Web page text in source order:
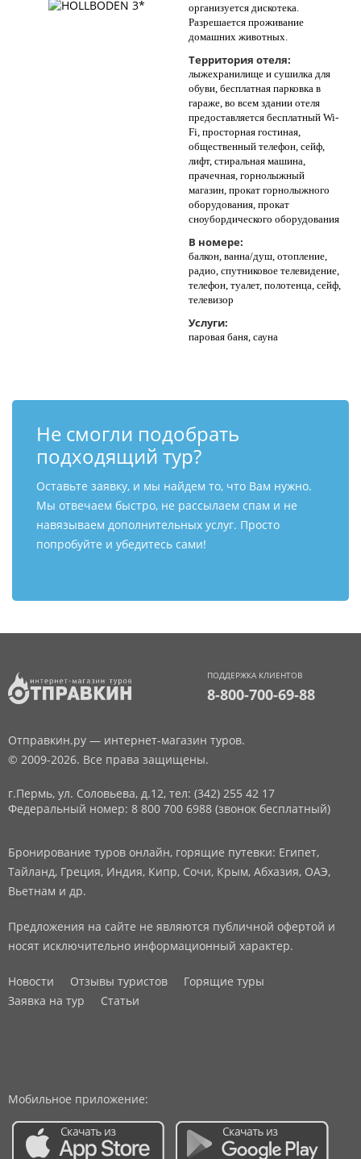
организуется дискотека.
Разрешается проживание
домашних животных.
Территория отеля:
лыжехранилище и сушилка для
обуви, бесплатная парковка в
гараже, во всем здании отеля
предоставляется бесплатный Wi-
Fi, просторная гостиная,
общественный телефон, сейф,
лифт, стиральная машина,
прачечная, горнолыжный
магазин, прокат горнолыжного
оборудования, прокат
сноубордического оборудования
В номере:
балкон, ванна/душ, отопление,
радио, спутниковое телевидение,
телефон, туалет, полотенца, сейф,
телевизор
Услуги:
паровая баня, сауна
Не смогли подобрать
подходящий тур?
Оставьте заявку, и мы найдем то, что Вам нужно.
Мы отвечаем быстро, не рассылаем спам и не
навязываем дополнительных услуг. Просто
попробуйте и убедитесь сами!
ПОДДЕРЖКА КЛИЕНТОВ
8-800-700-69-88
Отправкин.ру — интернет-магазин туров.
© 2009-2026. Все права защищены.
г.Пермь, ул. Соловьева, д.12, тел: (342) 255 42 17
Федеральный номер: 8 800 700 6988 (звонок бесплатный)
Бронирование туров онлайн, горящие путевки: Египет,
Тайланд, Греция, Индия, Кипр, Сочи, Крым, Абхазия, ОАЭ,
Вьетнам и др.
Предложения на сайте не являются публичной офертой и
носят исключительно информационный характер.
Новости Отзывы туристов
Горящие туры
Заявка на тур
Статьи
Мобильное приложение: